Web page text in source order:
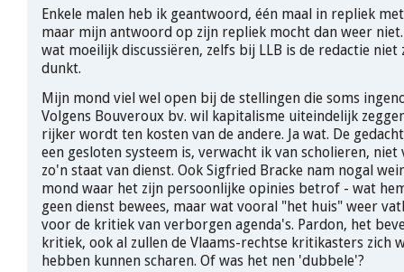
Enkele malen heb ik geantwoord, één maal in repliek
maar mijn antwoord op zijn repliek mocht dan weer
wat moeilijk discussiëren, zelfs bij LLB is de redactie
dunkt.
Mijn mond viel wel open bij de stellingen die soms
Volgens Bouveroux bv. wil kapitalisme uiteindelijk
rijker wordt ten kosten van de andere. Ja wat. De
een gesloten systeem is, verwacht ik van scholieren, niet
zo'n staat van dienst. Ook Sigfried Bracke nam nogal
mond waar het zijn persoonlijke opinies betrof - wat
geen dienst bewees, maar wat vooral "het huis" weer
voor de kritiek van verborgen agenda's. Pardon, het
kritiek, ook al zullen de Vlaams-rechtse kritikasters zich
hebben kunnen scharen. Of was het nen 'dubbele'?